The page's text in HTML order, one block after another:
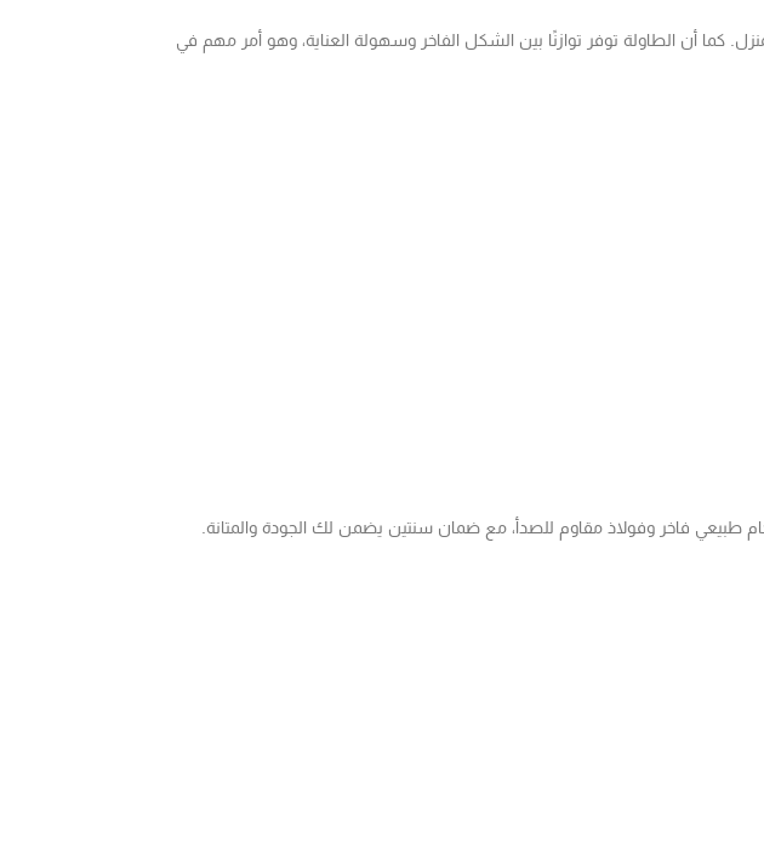
كما أن الطاولة توفر توازنًا بين الشكل الفاخر وسهولة العناية، وهو أمر مهم في